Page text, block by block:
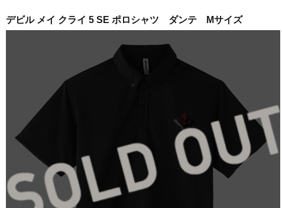
デビル メイ クライ 5 SE ポロシャツ ダンテ Mサイズ